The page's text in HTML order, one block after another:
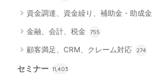
資金調達、資金繰り、補助金・助成金
金融、会計、税金 755
顧客満足、CRM、クレーム対応 274
セミナー 11,403